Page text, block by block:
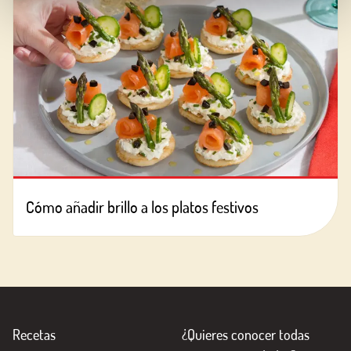
Cómo añadir brillo a los platos festivos
Recetas
¿Quieres conocer todas